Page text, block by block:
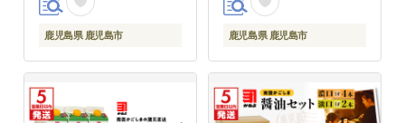
鹿児島県 鹿児島市 鹿児島県 鹿児島市